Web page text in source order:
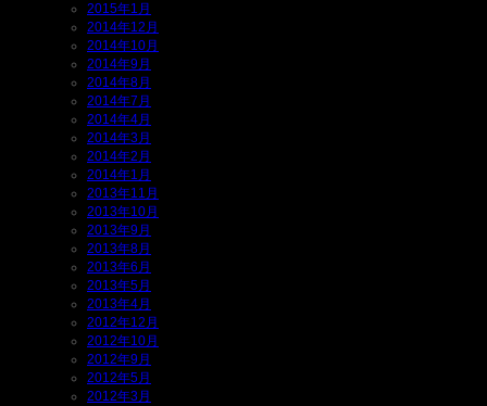
2015年1月
2014年12月
2014年10月
2014年9月
2014年8月
2014年7月
2014年4月
2014年3月
2014年2月
2014年1月
2013年11月
2013年10月
2013年9月
2013年8月
2013年6月
2013年5月
2013年4月
2012年12月
2012年10月
2012年9月
2012年5月
2012年3月